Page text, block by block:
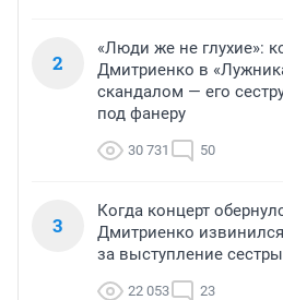
2
«Люди же не глухие»:
Дмитриенко в
скандалом — его
под фанеру
30 731 50
3
Когда концерт
Дмитриенко
за выступление
22 053 23